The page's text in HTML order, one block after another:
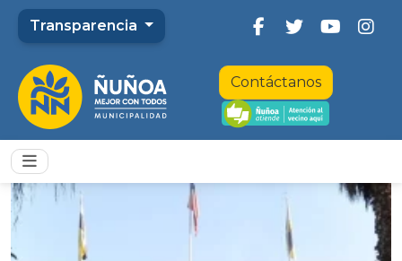
Transparencia
Contáctanos